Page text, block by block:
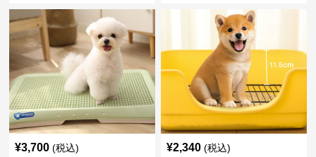
¥3,700 (税込) ¥2,340 (税込)